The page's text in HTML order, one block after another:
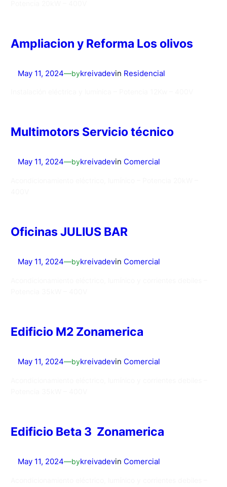
Ampliacion y Reforma Los olivos
May 11, 2024—bykreivadevin Residencial
Multimotors Servicio técnico
May 11, 2024—bykreivadevin Comercial
Oficinas JULIUS BAR
May 11, 2024—bykreivadevin Comercial
Edificio M2 Zonamerica
May 11, 2024—bykreivadevin Comercial
Edificio Beta 3 Zonamerica
May 11, 2024—bykreivadevin Comercial